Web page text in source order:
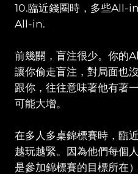
10.臨近錢圈時，多些All-
All-in.
前幾關，盲注很少。你的
讓你偷走盲注，對局面也
跟你，往往意味著他有著
可能大增。
在多人多桌錦標賽時，臨
越玩越緊。因為他們每個
是參加錦標賽的目標所在